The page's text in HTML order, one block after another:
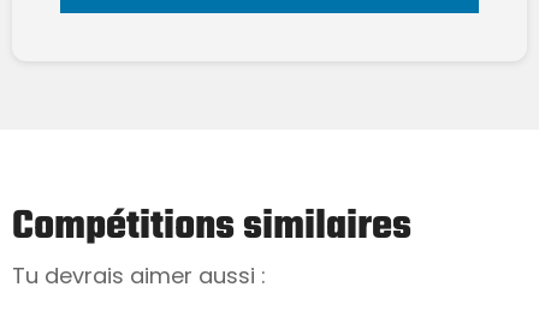
Compétitions similaires
Tu devrais aimer aussi :